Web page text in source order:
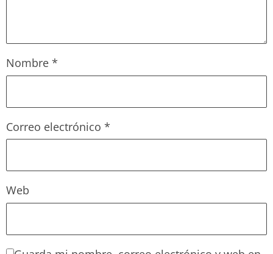
Nombre *
Correo electrónico *
Web